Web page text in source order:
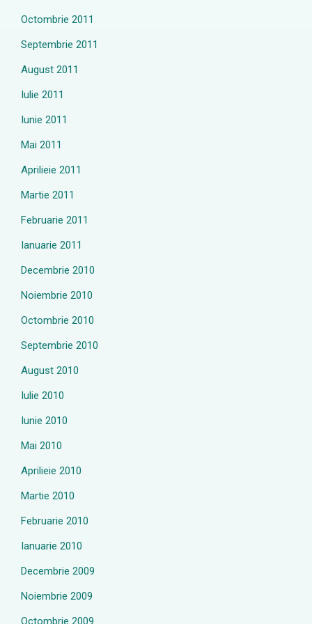
Octombrie 2011
Septembrie 2011
August 2011
Iulie 2011
Iunie 2011
Mai 2011
Aprilieie 2011
Martie 2011
Februarie 2011
Ianuarie 2011
Decembrie 2010
Noiembrie 2010
Octombrie 2010
Septembrie 2010
August 2010
Iulie 2010
Iunie 2010
Mai 2010
Aprilieie 2010
Martie 2010
Februarie 2010
Ianuarie 2010
Decembrie 2009
Noiembrie 2009
Octombrie 2009